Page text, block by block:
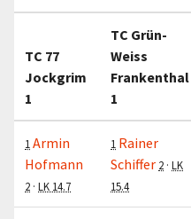
TC 77
Jockgrim
1
TC Grün-
Weiss
Frankenthal
1
1 Armin
Hofmann
2 · LK 14.7
1 Rainer
Schiffer 2 · LK
15.4